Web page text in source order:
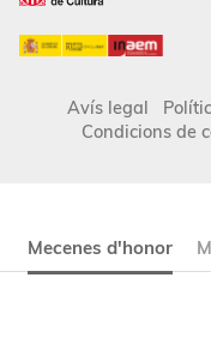
Avís legal
Condicions de
Mecenes d'honor